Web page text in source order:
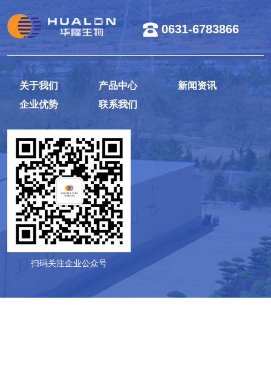
0631-6783866
关于我们 产品中心
新闻资讯
企业优势
联系我们
扫码关注企业公众号